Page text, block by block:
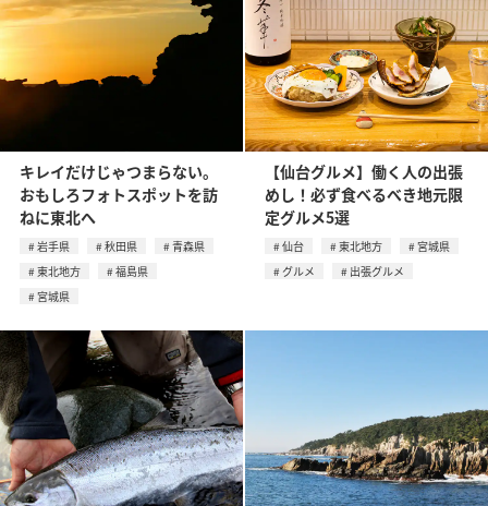
キレイだけじゃつまらない。
おもしろフォトスポットを訪
ねに東北へ
岩手県 秋田県
青森県
東北地方
福島県
宮城県
【仙台グルメ】働く人の出張
めし！必ず食べるべき地元限
定グルメ5選
仙台 東北地方
宮城県
グルメ
出張グルメ